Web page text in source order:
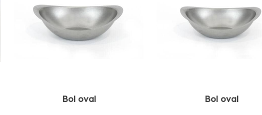
Bol oval Bol oval